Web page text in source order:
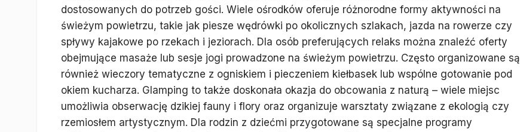
dostosowanych do potrzeb gości. Wiele ośrodków oferuje różnorodne formy aktywności na
świeżym powietrzu, takie jak piesze wędrówki po okolicznych szlakach, jazda na rowerze czy
spływy kajakowe po rzekach i jeziorach. Dla osób preferujących relaks można znaleźć oferty
obejmujące masaże lub sesje jogi prowadzone na świeżym powietrzu. Często organizowane są
również wieczory tematyczne z ogniskiem i pieczeniem kiełbasek lub wspólne gotowanie pod
okiem kucharza. Glamping to także doskonała okazja do obcowania z naturą – wiele miejsc
umożliwia obserwację dzikiej fauny i flory oraz organizuje warsztaty związane z ekologią czy
rzemiosłem artystycznym. Dla rodzin z dziećmi przygotowane są specjalne programy